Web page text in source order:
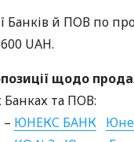
Банків й ПОВ по
UAH.
щодо
та ПОВ:
– ЮНЕКС БАНК